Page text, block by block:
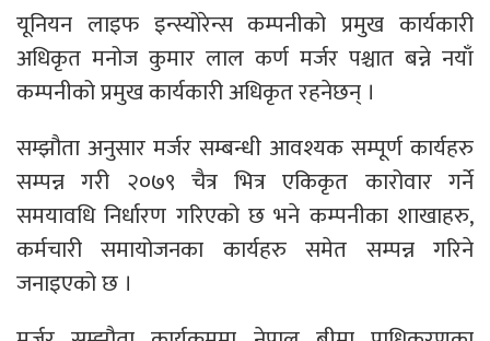
यूनियन लाइफ इन्स्योरेन्स कम्पनीको प्रमुख कार्यकारी
अधिकृत मनोज कुमार लाल कर्ण मर्जर पश्चात बन्ने नयाँ
कम्पनीको प्रमुख कार्यकारी अधिकृत रहनेछन् ।
सम्झौता अनुसार मर्जर सम्बन्धी आवश्यक सम्पूर्ण कार्यहरु
सम्पन्न गरी २०७९ चैत्र भित्र एकिकृत कारोवार गर्ने
समयावधि निर्धारण गरिएको छ भने कम्पनीका शाखाहरु,
कर्मचारी समायोजनका कार्यहरु समेत सम्पन्न गरिने
जनाइएको छ ।